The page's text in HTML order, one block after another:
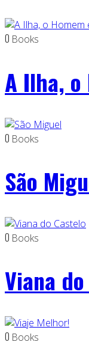
0 Books
A Ilha, o
0 Books
São
0 Books
Viana
0 Books